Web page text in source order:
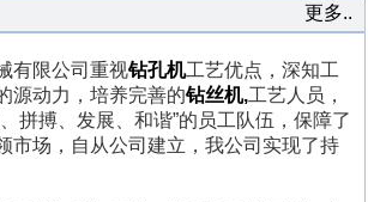
更多..
限公司重视钻孔机工艺优点，深知工
源动力，培养完善的钻丝机,工艺人员，
拼搏、发展、和谐”的员工队伍，保障了
市场，自从公司建立，我公司实现了持